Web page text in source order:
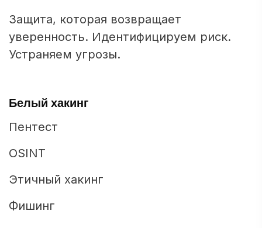
Защита, которая возвращает
уверенность. Идентифицируем риск.
Устраняем угрозы.
Белый хакинг
Пентест
OSINT
Этичный хакинг
Фишинг